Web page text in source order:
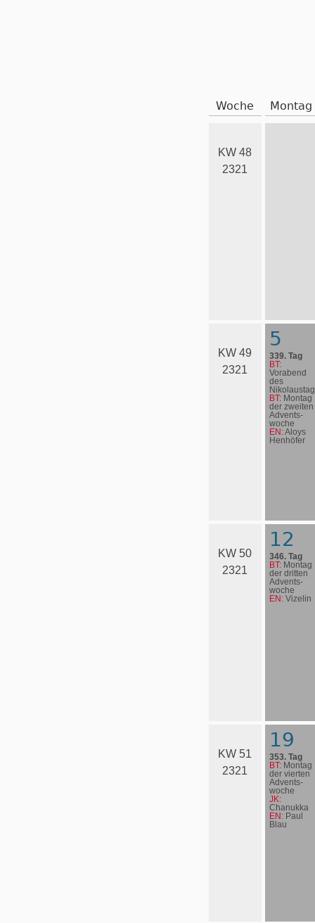
Woche Montag
KW 48
2321
KW 49
2321
5
339. Tag
BT:
Vorabend
des
BT: Montag
der zweiten
Advents­
woche
EN:Aloys
Henhöfer
KW 50
2321
12
346. Tag
BT: Montag
der dritten
Advents­
woche
EN: Vizelin
KW 51
2321
19
353. Tag
BT: Montag
der vierten
Advents­
woche
JK:
Chanukka
EN: Paul
Blau